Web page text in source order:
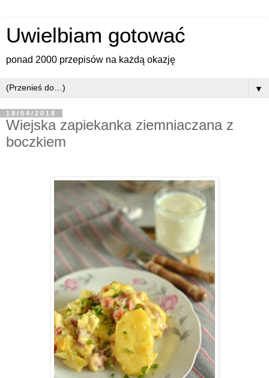
Uwielbiam gotować
ponad 2000 przepisów na każdą okazję
▼
18/04/2018
Wiejska zapiekanka ziemniaczana z
boczkiem